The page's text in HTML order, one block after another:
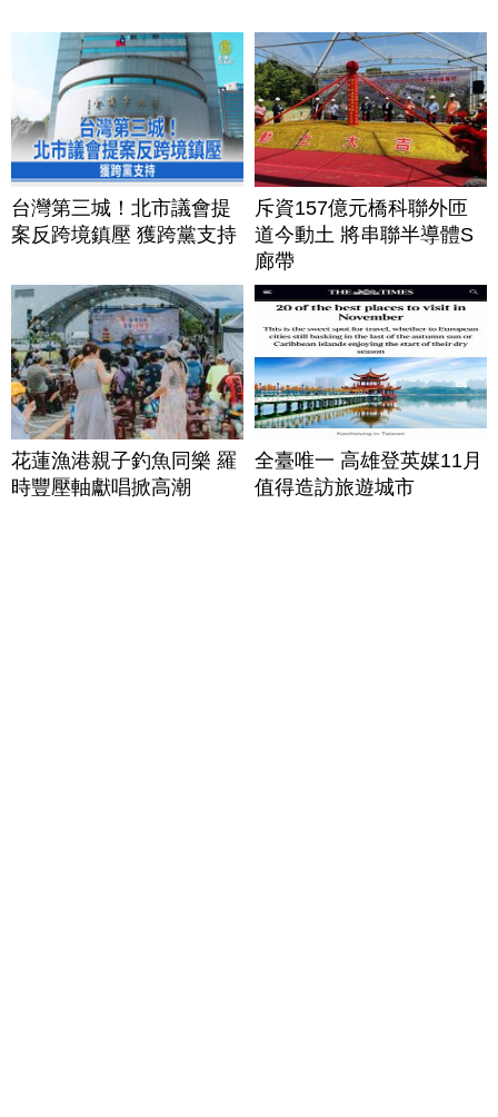
台灣第三城！北市議會提
案反跨境鎮壓 獲跨黨支持
斥資157億元橋科聯外匝
道今動土 將串聯半導體S
廊帶
花蓮漁港親子釣魚同樂 羅
時豐壓軸獻唱掀高潮
全臺唯一 高雄登英媒11月
值得造訪旅遊城市